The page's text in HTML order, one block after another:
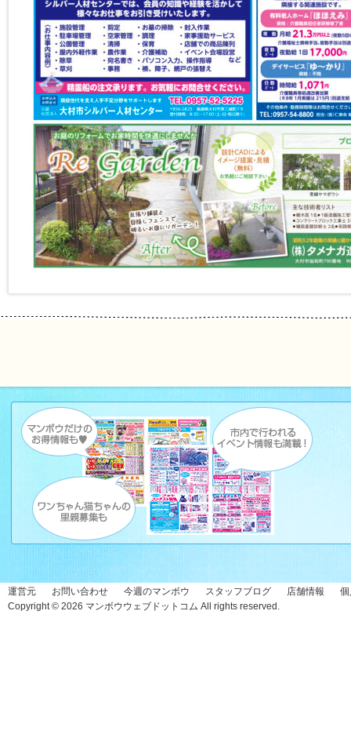
運営元 お問い合わせ 今週のマンボウ スタッフブログ 店舗情報
Copyright © 2026 マンボウウェブドットコム All rights reserved.